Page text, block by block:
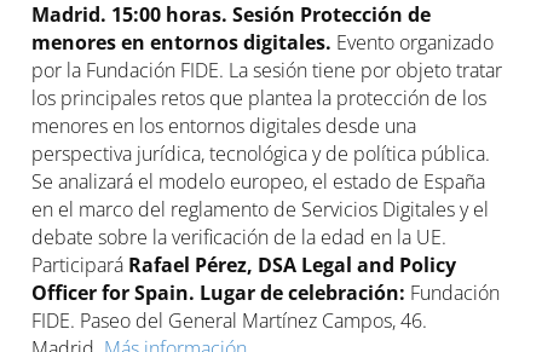
Madrid. 15:00 horas. Sesión Protección de
menores en entornos digitales. Evento organizado
por la Fundación FIDE. La sesión tiene por objeto tratar
los principales retos que plantea la protección de los
menores en los entornos digitales desde una
perspectiva jurídica, tecnológica y de política pública.
Se analizará el modelo europeo, el estado de España
en el marco del reglamento de Servicios Digitales y el
debate sobre la verificación de la edad en la UE.
Participará Rafael Pérez, DSA Legal and Policy
Officer for Spain. Lugar de celebración: Fundación
FIDE. Paseo del General Martínez Campos, 46.